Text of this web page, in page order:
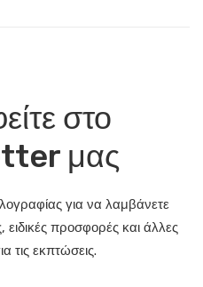
στο
μας
για να λαμβάνετε
ειδικές προσφορές και άλλες
τις εκπτώσεις.